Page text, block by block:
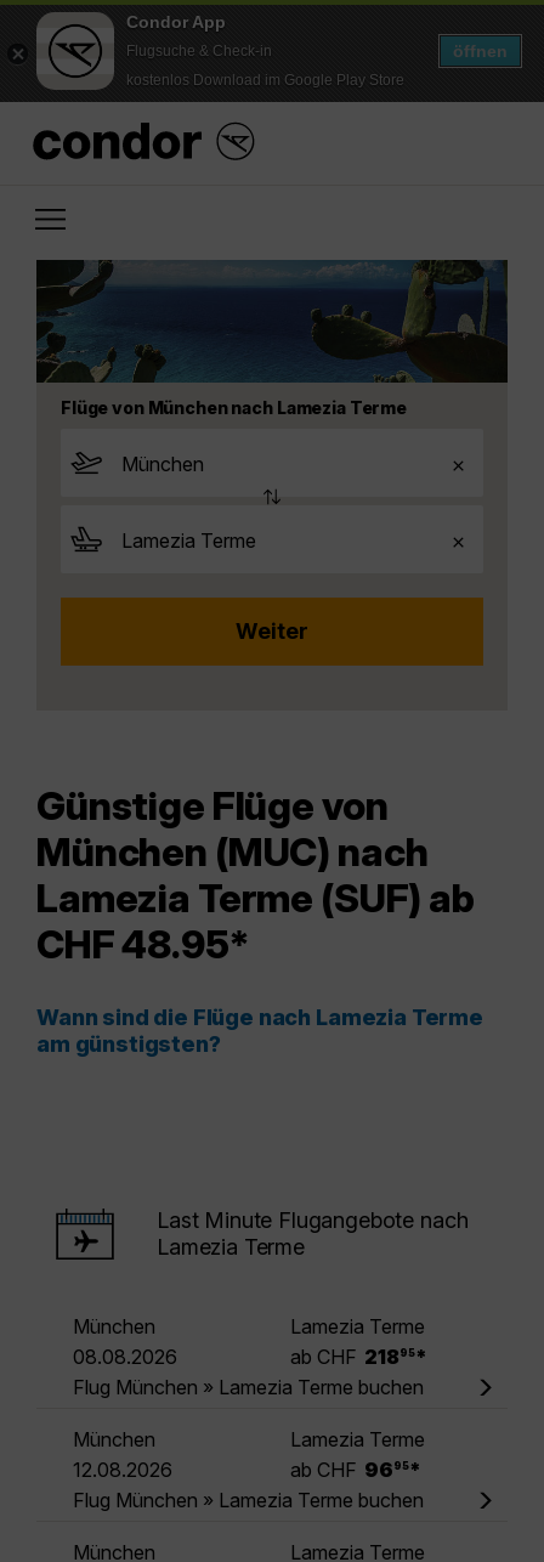
Condor App
Flugsuche & Check-in
kostenlos Download im Google Play Store
öffnen
Flüge von München nach Lamezia Terme
Günstige Flüge von
München (MUC) nach
Lamezia Terme (SUF) ab
CHF 48.95*
Wann sind die Flüge nach Lamezia Terme
am günstigsten?
Last Minute Flugangebote nach
Lamezia Terme
München
Lamezia Terme
08.08.2026
ab CHF 218 95 *
Flug München » Lamezia Terme buchen
München
Lamezia Terme
12.08.2026
ab CHF 96 95 *
Flug München » Lamezia Terme buchen
München
Lamezia Terme